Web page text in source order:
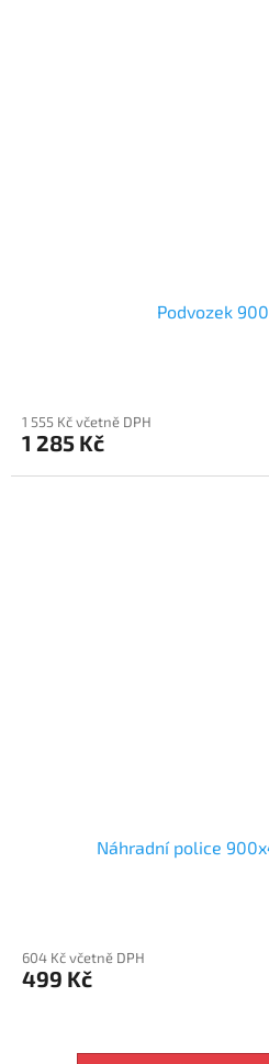
Podvozek
1 555 Kč včetně DPH
1 285 Kč
Náhradní police
604 Kč včetně DPH
499 Kč